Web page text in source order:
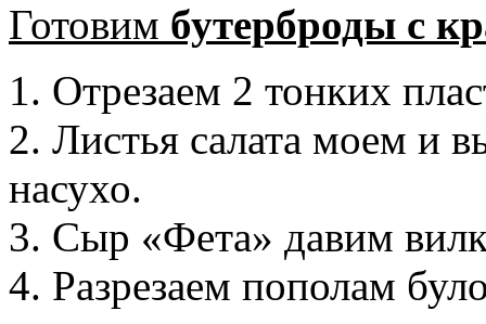
Готовим бутерброды с
1. Отрезаем 2 тонких
2. Листья салата моем и
насухо.
3. Сыр «Фета» давим
4. Разрезаем пополам